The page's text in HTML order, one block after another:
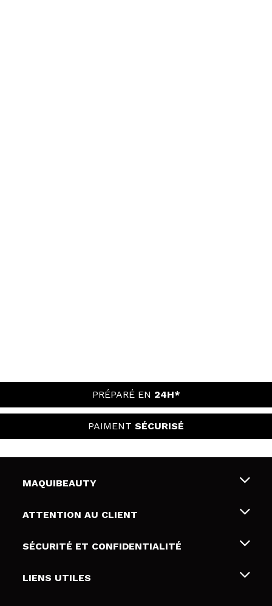
PRÉPARÉ EN 24H*
PAIMENT SÉCURISÉ
MAQUIBEAUTY
Qui sommes nous
Cartes-cadeaux
ATTENTION AU CLIENT
Livraison & retour
Modes de paiement
SÉCURITÉ ET CONFIDENTIALITÉ
Conditions et confidentialité
LIENS UTILES